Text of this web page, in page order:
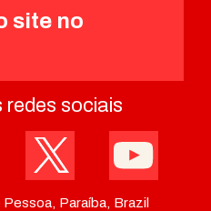
site no
Paraíba, Brazil
redes sociais